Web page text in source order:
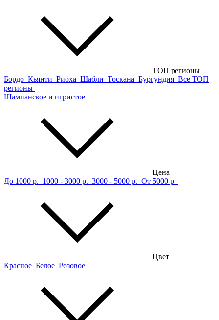
ТОП регионы
Бордо Кьянти Риоха Шабли Тоскана Бургундия Все ТОП
регионы
Шампанское и игристое
Цена
До 1000 р. 1000 - 3000 р. 3000 - 5000 р. От 5000 р.
Цвет
Красное Белое Розовое